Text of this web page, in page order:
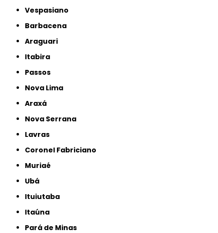
Vespasiano
Barbacena
Araguari
Itabira
Passos
Nova Lima
Araxá
Nova Serrana
Lavras
Coronel Fabriciano
Muriaé
Ubá
Ituiutaba
Itaúna
Pará de Minas